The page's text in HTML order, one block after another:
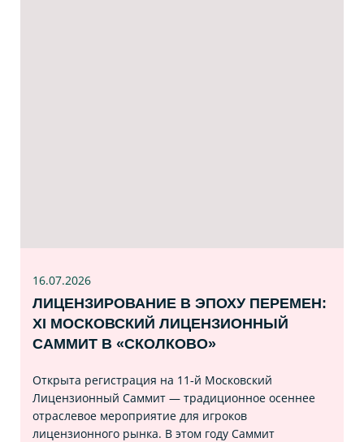
16.07.2026
ЛИЦЕНЗИРОВАНИЕ В ЭПОХУ ПЕРЕМЕН:
XI МОСКОВСКИЙ ЛИЦЕНЗИОННЫЙ
САММИТ В «СКОЛКОВО»
Открыта регистрация на 11‑й Московский
Лицензионный Саммит — традиционное осеннее
отраслевое мероприятие для игроков
лицензионного рынка. В этом году Саммит